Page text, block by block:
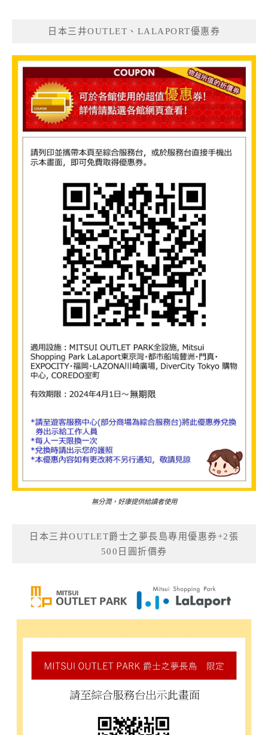
日本三井OUTLET、LALAPORT優惠券
無分潤，好康提供給讀者使用
日本三井OUTLET爵士之夢長島專用優惠券+2張
500日圓折價券